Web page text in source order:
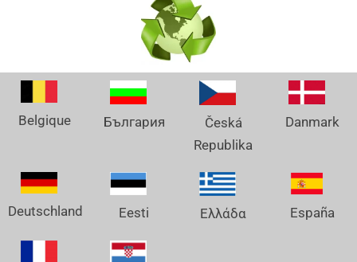
Belgique България
Česká
Republika
Danmark
Deutschland Eesti Ελλάδα España